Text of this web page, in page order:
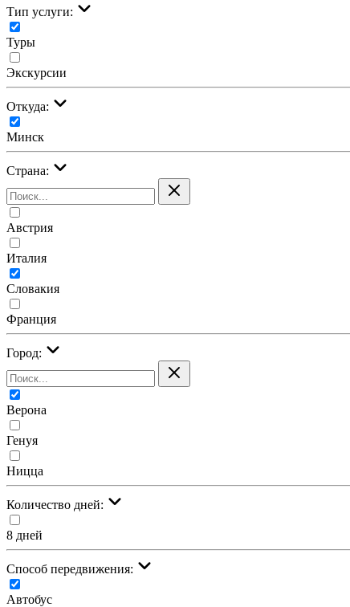
Тип услуги:
Туры
Экскурсии
Откуда:
Минск
Страна:
Австрия
Италия
Словакия
Франция
Город:
Верона
Генуя
Ницца
Количество дней:
8 дней
Cпособ передвижения:
Автобус